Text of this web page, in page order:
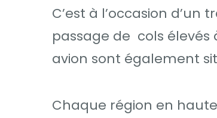
C’est à l’occasion
passage de cols élevés
avion sont également
Chaque région en